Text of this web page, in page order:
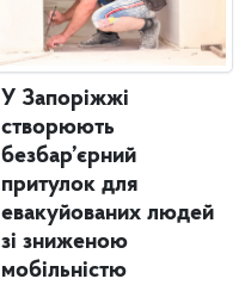
У Запоріжжі
створюють
безбар’єрний
притулок для
евакуйованих людей
зі зниженою
мобільністю